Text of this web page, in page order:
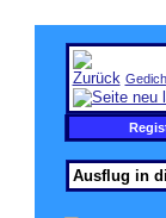
Ausflug in